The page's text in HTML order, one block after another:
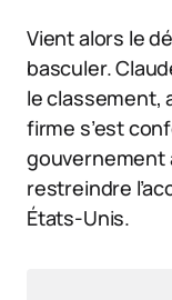
Vient alors le
basculer.
le classement,
firme s’est
gouvernement
restreindre
États-Unis.